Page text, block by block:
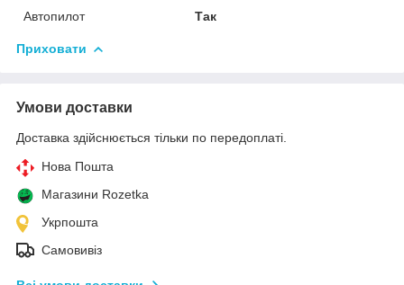
Автопилот
Так
Приховати
Умови доставки
Доставка здійснюється тільки по передоплаті.
Нова Пошта
Магазини Rozetka
Укрпошта
Самовивіз